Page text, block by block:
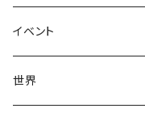
春
夏
イベント
出産・育児
世界